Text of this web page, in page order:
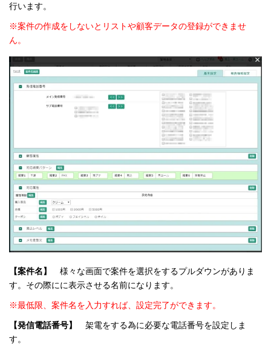
行います。
※案件の作成をしないとリストや顧客データの登録ができませ
ん。
【案件名】
様々な画面で案件を選択をするプルダウンがありま
す。その際にに表示させる名前になります。
※最低限、案件名を入力すれば、設定完了ができます。
【発信電話番号】
架電をする為に必要な電話番号を設定しま
す。